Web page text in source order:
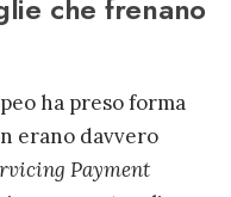
che frenano
ha preso forma
erano davvero
Payment